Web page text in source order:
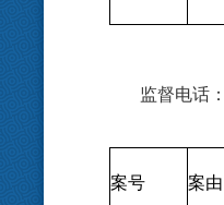
监督电话：
案号 案由